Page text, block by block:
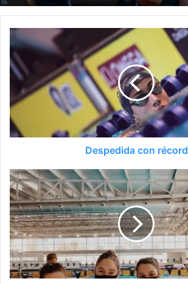
Despedida con récord